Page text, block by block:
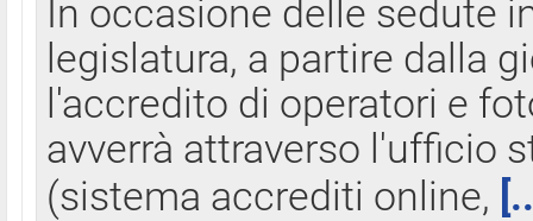
In occasione delle sedute
legislatura, a partire dalla
l'accredito di operatori e
avverrà attraverso l'ufficio
(sistema accrediti online,